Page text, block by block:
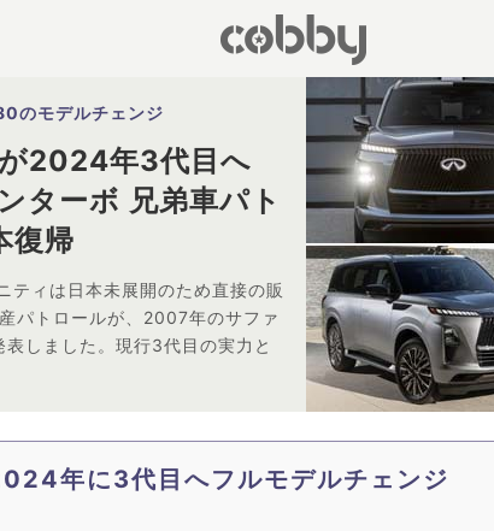
のモデルチェンジ
2024年3代目へ
ターボ 兄弟車パト
復帰
ティは日本未展開のため直接の販
パトロールが、2007年のサファ
しました。現行3代目の実力と
年に3代目へフルモデルチェンジ